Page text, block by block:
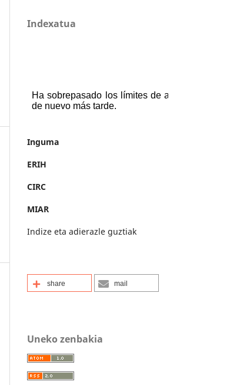
Indexatua
Inguma
ERIH
CIRC
MIAR
Indize eta adierazle guztiak
share mail
Uneko zenbakia